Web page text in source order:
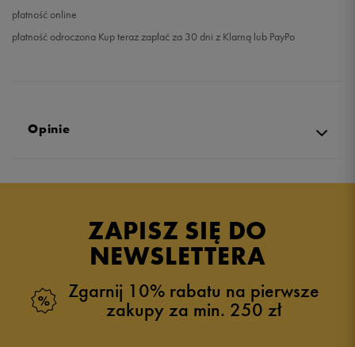
płatność online
płatność odroczona Kup teraz zapłać za 30 dni z Klarną lub PayPo
Opinie
ZAPISZ SIĘ DO
NEWSLETTERA
Zgarnij 10% rabatu na pierwsze
zakupy za min. 250 zł